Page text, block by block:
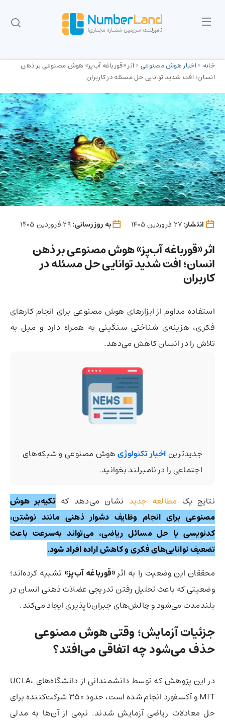
خانه »اخبار هوش مصنوعی»اثر «قورباغه آب‌پز» هوش مصنوعی بر ذهن
انسان؛ افت شدید توانایی حل مسئله در کاربران
انتشار: به روز رسانی:29 فروردین 1405
اثر «قورباغه آب‌پز» هوش مصنوعی بر ذهن
انسان؛ افت شدید توانایی حل مسئله در
کاربران
استفاده مداوم از ابزارهای هوش مصنوعی برای انجام کارهای
فکری، هزینه‌ی شناختی سنگینی به همراه دارد و میل به
تلاش را در انسان کاهش می‌دهد.
جدیدتریناخبار تکنولوژیهوش مصنوعی و شبکه‌های
اجتماعی را در نامبرلند بخوانید.
نتایج یک مطالعه جدید نشان می‌دهد که تکیه‌بر هوش
مصنوعی برای انجام وظایف دشوار ذهنی مانند نوشتن،
کدنویسی یا حل مسائل ریاضی، می‌تواند به‌سرعت باعث
تضعیف توانایی‌های فکری و کاهش اراده افراد شود.
محققان این وضعیت را به اثر«قورباغه آب‌پز» تشبیه کرده‌اند؛
وضعیتی که باعث تحلیل رفتن تدریجی عضلات ذهنی انسان در
بلندمدت می‌شود و چالش‌های جبران‌ناپذیری ایجاد می‌کند.
جزئیات آزمایش؛ وقتی هوش مصنوعی
حذف می‌شود چه اتفاقی می‌افتد؟
در این پژوهش که توسط دانشمندانی از دانشگاه‌های UCLA،
MIT و آکسفورد انجام شده است، حدود ۳۵۰ شرکت‌کننده برای
حل معادلات ریاضی آزمایش شدند. نیمی از آن‌ها به مدلی